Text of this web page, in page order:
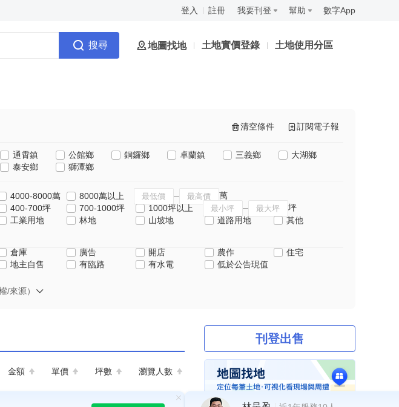
登入 註冊 我要刊登 幫助 數字App
搜尋 地圖找地 土地實價登錄 土地使用分區
清空條件 訂閱電子報
通霄鎮 公館鄉 銅鑼鄉 卓蘭鎮 三義鄉
大湖鄉
泰安鄉 獅潭鄉
4000-8000萬 8000萬以上
萬
400-700坪 700-1000坪 1000坪以上
坪
工業用地 林地 山坡地 道路用地
其他
倉庫 廣告 開店 農作
住宅
地主自售 有臨路 有水電 低於公告現值
/來源）
金額 單價 坪數 瀏覽人數
刊登出售